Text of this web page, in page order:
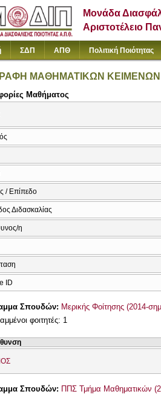
Μονάδα
Αριστοτέλειο
ΣΔΠ ΑΠΘ Πολιτική Ποιότητας
ΜΑΘΗΜΑΤΙΚΩΝ ΚΕΙΜΕΝΩΝ
Μαθήματος
/ Επίπεδο
Διδασκαλίας
η
ID
Σπουδών: Μερικής Φοίτησης (2014-
φοιτητές: 1
Σπουδών: ΠΠΣ Τμήμα Μαθηματικών